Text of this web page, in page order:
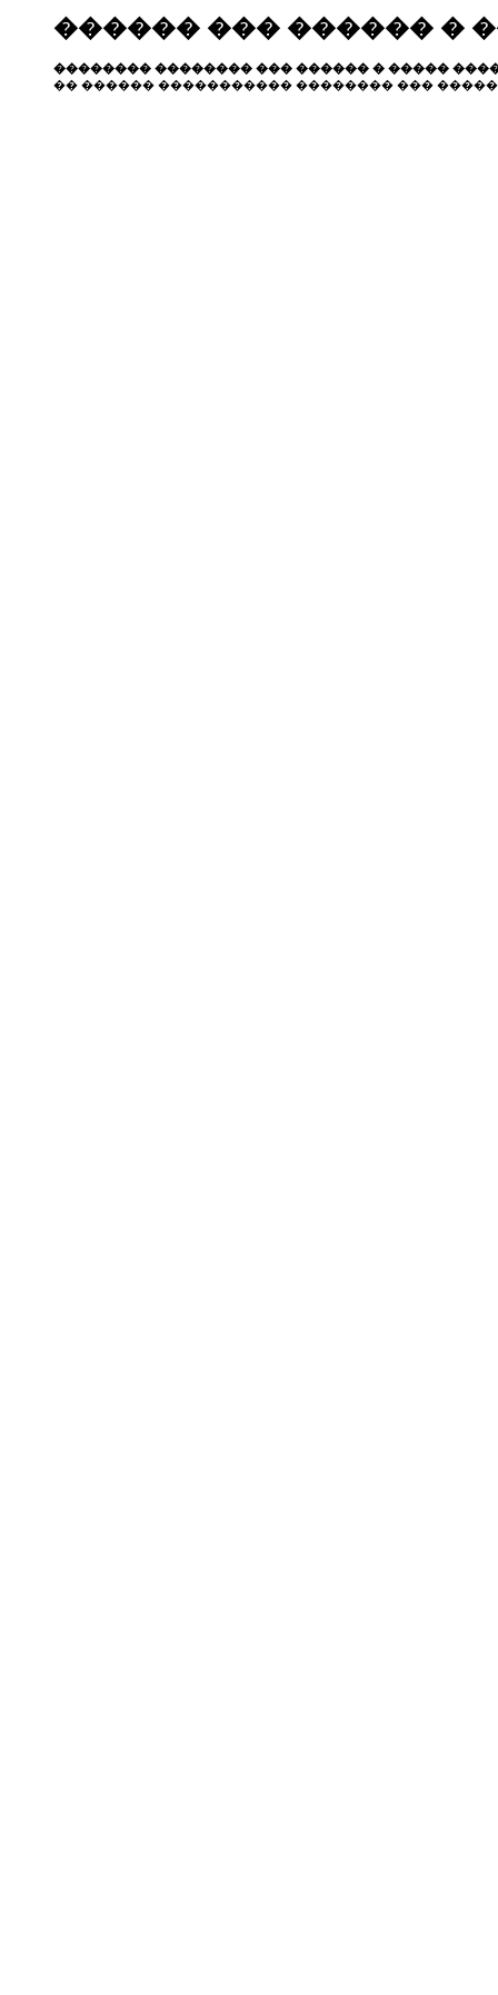
������ ��� ������ �
�������� �������� ��� ������ � �����
�� ������ ����������� �������� ���